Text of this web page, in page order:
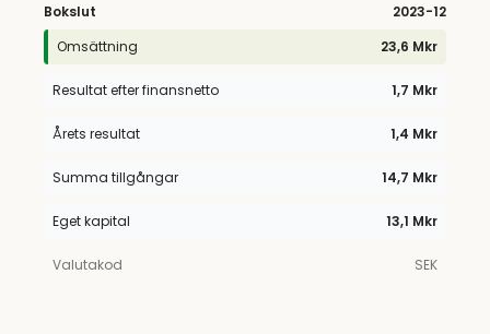
Bokslut 2023-12
Omsättning
23,6 Mkr
Resultat efter finansnetto 1,7 Mkr
Årets resultat 1,4 Mkr
Summa tillgångar 14,7 Mkr
Eget kapital 13,1 Mkr
Valutakod SEK